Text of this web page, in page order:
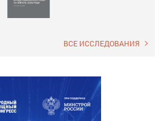
ВСЕ ИССЛЕДОВАНИЯ